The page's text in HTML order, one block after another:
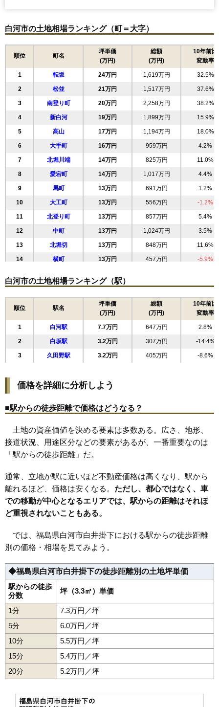
白河市の土地相場ランキング（町＝大字）
順位 町名
坪単価
(万円)
総額
(万円)
10年前比
変動率
1 転坂 24万円 1,619万円 32.5%
2 松並 21万円 1,517万円 37.6%
3 南登り町 20万円 2,258万円 38.2%
4 新白河 19万円 1,899万円 15.9%
5 高山 17万円 1,194万円 18.0%
6 大手町 16万円 959万円 4.2%
7 北堀川端 14万円 825万円 11.0%
8 愛宕町 14万円 1,017万円 4.4%
9 馬町 13万円 691万円 1.2%
10 大工町 13万円 556万円 -1.2%
11 北登り町 13万円 857万円 5.4%
12 中町 13万円 1,024万円 3.5%
13 北堀切 13万円 848万円 11.6%
14 横町 13万円 457万円 -5.9%
16 円明寺 12万円 815万円 12.0%
12万円 563万円 4.5%
12万円 672万円 12.8%
19 北真舟 12万円 812万円 2.4%
20 菖蒲沢 11万円 773万円 4.7%
21 金鈴 11万円 1,036万円 3.9%
23 向新蔵 11万円
25 真舟 11万円 869万円 2.4%
26 白井掛 11万円 472万円 13.2%
27 会津町 10万円 909万円 1.9%
28 中田
29 和尚壇山 10万円 578万円 11.1%
30 みさか 10万円 749万円 11.2%
31 道場小路 10万円 714万円 1.5%
32 昭和町 10万円
34 寺小路 10万円
36 番士小路 10万円 601万円
37 南真舟
38
39 天神町
40 文珠山 9.5万円
41 北中川原 9.3万円
42 古高山 9.0万円
43 細工町 8.9万円
45 三本松山
白河市の土地相場ランキング（駅）
順位 駅名
坪単価
(万円)
総額
(万円)
10年前比
変動率
1 白河駅 7.7万円 647万円 2.8%
2 白坂駅 3.2万円 307万円 -14.4%
3 久田野駅 3.2万円 405万円 -8.6%
価格を詳細に分析しよう
■駅からの徒歩距離で価格はどうなる？
土地の資産価値を決める要素は多数ある。広さ、地形、
接道状況、用途区分などの要素があるが、一番重要なのは
「駅からの徒歩距離」だ。
通常、立地が駅に近いほど不動産価格は高くなり、駅から
離れるほど、価格は安くなる。 ただし、都心ではなく、車
での移動が中心となるエリアでは、駅からの距離はそれほ
ど重視されないこともある。
では、福島県白河市白井掛下における駅からの徒歩距離
別の価格・相場を見てみよう。
◆福島県白河市白井掛下の徒歩距離別の土地坪単価
駅からの徒歩
分数
坪（3.3㎡）単価
1分
7.3万円／坪
5分
6.0万円／坪
10分
5.5万円／坪
15分
5.4万円／坪
20分
5.2万円／坪